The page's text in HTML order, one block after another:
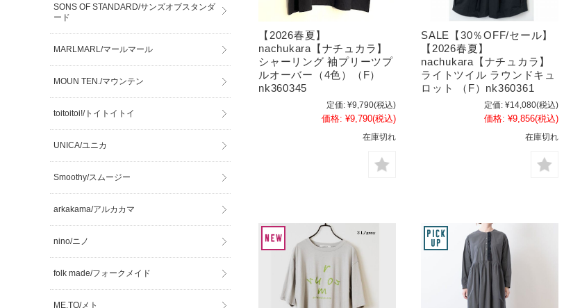
【2026春夏】
nachukara【ナチュカラ】
シャーリング 袖プリーツプ
ルオーバー（4色）（F）
nk360345
定価: ¥9,790(税込)
価格: ¥9,790(税込)
在庫切れ
SALE【30％OFF/セール】
【2026春夏】
nachukara【ナチュカラ】
ライトツイル ラウンドキュ
ロット （F）nk360361
定価: ¥14,080(税込)
価格: ¥9,856(税込)
在庫切れ
SONS OF STANDARD/サンズオブスタンダ
ード
MARLMARL/マールマール
MOUN TEN./マウンテン
toitoitoi!/トイトイトイ
UNICA/ユニカ
Smoothy/スムージー
arkakama/アルカカマ
nino/ニノ
folk made/フォークメイド
ME.TO/メト